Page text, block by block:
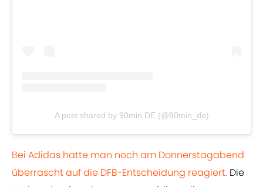
A post shared by 90min DE (@90min_de)
Bei Adidas hatte man noch am Donnerstagabend
überrascht auf die DFB-Entscheidung reagiert. Die